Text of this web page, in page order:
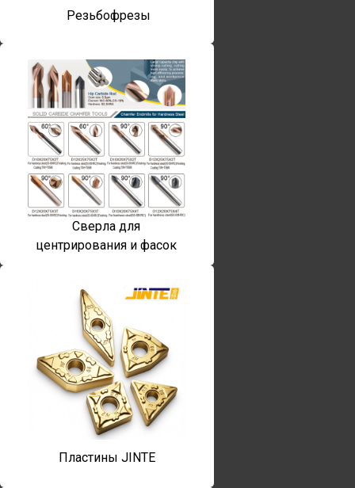
Резьбофрезы
Сверла для
центрирования и фасок
Пластины JINTE